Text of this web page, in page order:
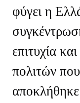
φύγει η
επιτυχία
πολιτών